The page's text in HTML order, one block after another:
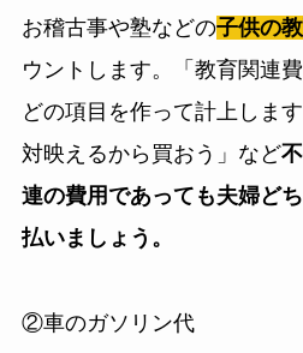
お稽古事や塾などの子供の
ウントします。「教育関連
どの項目を作って計上しま
対映えるから買おう」など
連の費用であっても夫婦ど
払いましょう。
②車のガソリン代